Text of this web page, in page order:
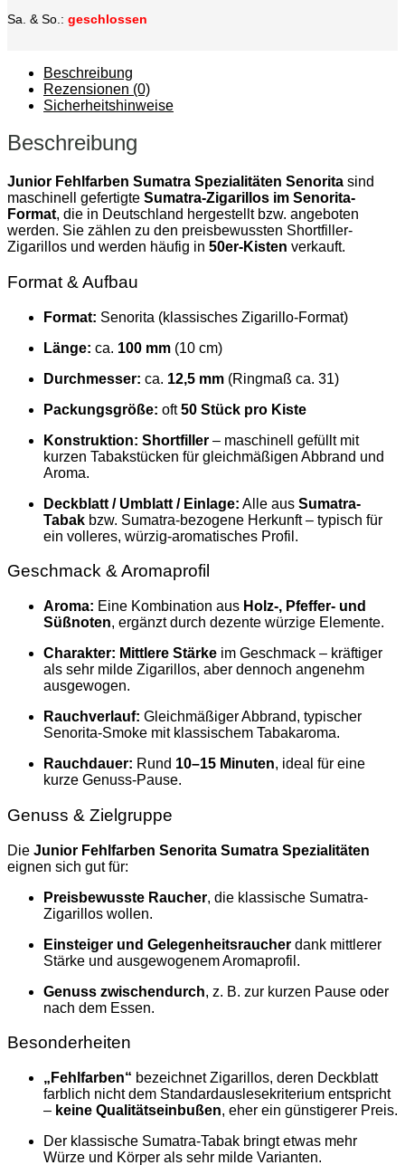
Sa. & So.: geschlossen
Beschreibung
Rezensionen (0)
Sicherheitshinweise
Beschreibung
Junior Fehlfarben Sumatra Spezialitäten Senorita sind
maschinell gefertigte Sumatra-Zigarillos im Senorita-
Format, die in Deutschland hergestellt bzw. angeboten
werden. Sie zählen zu den preisbewussten Shortfiller-
Zigarillos und werden häufig in 50er-Kisten verkauft.
Format & Aufbau
Format: Senorita (klassisches Zigarillo-Format)
Länge: ca. 100 mm (10 cm)
Durchmesser: ca. 12,5 mm (Ringmaß ca. 31)
Packungsgröße: oft50 Stück pro Kiste
Konstruktion: Shortfiller – maschinell gefüllt mit
kurzen Tabakstücken für gleichmäßigen Abbrand und
Aroma.
Deckblatt / Umblatt / Einlage: Alle aus Sumatra-
Tabak bzw. Sumatra-bezogene Herkunft – typisch für
ein volleres, würzig-aromatisches Profil.
Geschmack & Aromaprofil
Aroma: Eine Kombination aus Holz-, Pfeffer- und
Süßnoten, ergänzt durch dezente würzige Elemente.
Charakter: Mittlere Stärke im Geschmack – kräftiger
als sehr milde Zigarillos, aber dennoch angenehm
ausgewogen.
Rauchverlauf: Gleichmäßiger Abbrand, typischer
Senorita-Smoke mit klassischem Tabakaroma.
Rauchdauer: Rund 10–15 Minuten, ideal für eine
kurze Genuss-Pause.
Genuss & Zielgruppe
Die Junior Fehlfarben Senorita Sumatra Spezialitäten
eignen sich gut für:
Preisbewusste Raucher, die klassische Sumatra-
Zigarillos wollen.
Einsteiger und Gelegenheitsraucher dank mittlerer
Stärke und ausgewogenem Aromaprofil.
Genuss zwischendurch, z. B. zur kurzen Pause oder
nach dem Essen.
Besonderheiten
„Fehlfarben“ bezeichnet Zigarillos, deren Deckblatt
farblich nicht dem Standard­auslese­kriterium entspricht
– keine Qualitätseinbußen, eher ein günstigerer Preis.
Der klassische Sumatra-Tabak bringt etwas mehr
Würze und Körper als sehr milde Varianten.